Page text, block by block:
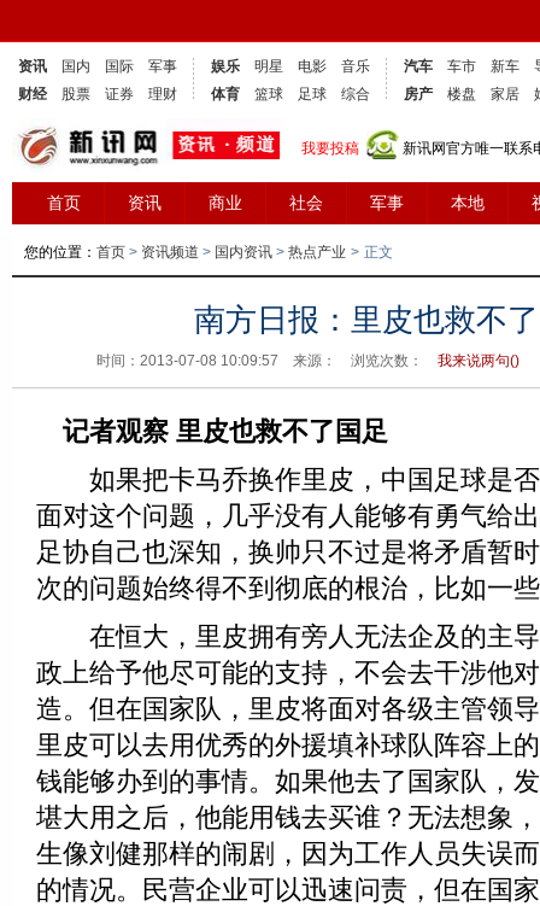
资讯 国内 国际
军事
财经
股票 证券 理财
娱乐 明星 电影
音乐
体育
篮球 足球 综合
汽车 车市 新车
房产
楼盘 家居
我要投稿 新讯网官方唯一联
首页 资讯 商业 社会 军事 本地
您的位置： 首页 > 资讯频道 > 国内资讯 > 热点产业 > 正文
南方日报：里皮也救不
时间：2013-07-08 10:09:57 来源： 浏览次数： 我来说两句()
记者观察 里皮也救不了国足
如果把卡马乔换作里皮，中国足球是否
面对这个问题，几乎没有人能够有勇气给
足协自己也深知，换帅只不过是将矛盾暂
次的问题始终得不到彻底的根治，比如一
在恒大，里皮拥有旁人无法企及的主导
政上给予他尽可能的支持，不会去干涉他
造。但在国家队，里皮将面对各级主管领
里皮可以去用优秀的外援填补球队阵容上
钱能够办到的事情。如果他去了国家队，
堪大用之后，他能用钱去买谁？无法想象
生像刘健那样的闹剧，因为工作人员失误
的情况。民营企业可以迅速问责，但在国